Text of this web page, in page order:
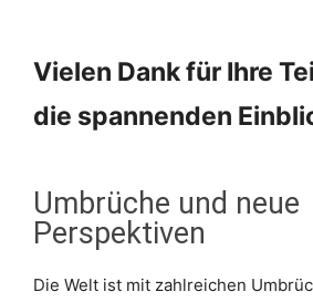
Vielen Dank für Ihre
die spannenden
Umbrüche und neue
Perspektiven
Die Welt ist mit zahlreichen